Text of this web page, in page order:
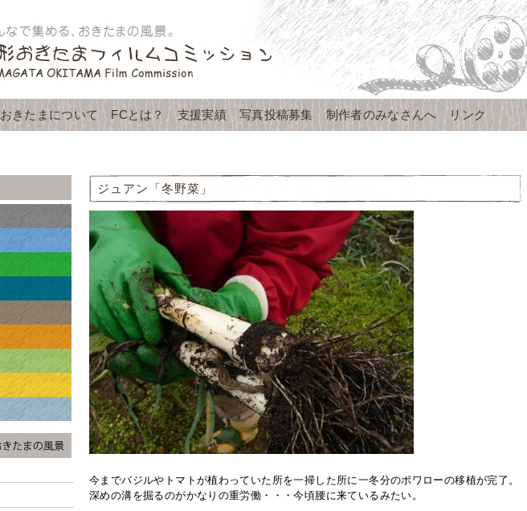
おきたまについて FCとは？ 支援実績 写真投稿募集 制作者のみなさんへ リンク
ジュアン「冬野菜」
今までバジルやトマトが植わっていた所を一掃した所に一冬分のポワローの移植が完了。
深めの溝を掘るのがかなりの重労働・・・今頃腰に来ているみたい。